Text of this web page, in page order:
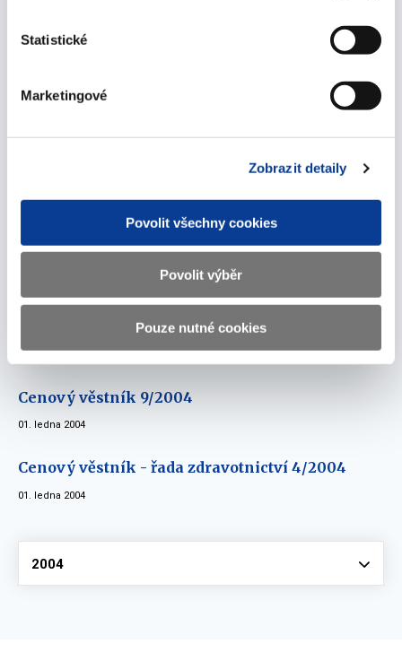
Statistické
Marketingové
Zobrazit detaily
Povolit všechny cookies
Povolit výběr
Pouze nutné cookies
Cenový věstník - řada zdravotnictví 3/2004
Cenový věstník - řada zdravotnictví 2/2004
Cenový věstník 10/2004
Cenový věstník 13/2004
01. ledna 2004
Cenový věstník 9/2004
01. ledna 2004
Cenový věstník - řada zdravotnictví 4/2004
01. ledna 2004
Vyberte
2004